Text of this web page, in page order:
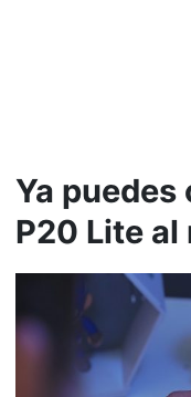
Ya puedes
P20 Lite